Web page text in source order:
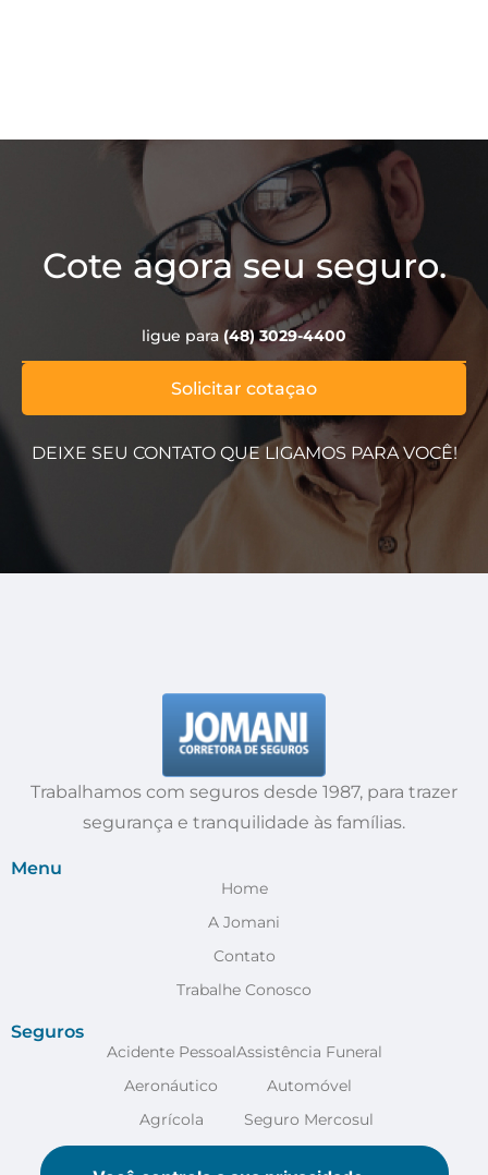
Cote agora seu seguro.
Solicitar cotaçao
ligue para (48) 3029-4400
DEIXE SEU CONTATO QUE LIGAMOS PARA VOCÊ!
Trabalhamos com seguros desde 1987, para trazer
segurança e tranquilidade às famílias.
Menu
Home
A Jomani
Contato
Trabalhe Conosco
Seguros
Acidente Pessoal
Aeronáutico
Agrícola
Assistência Funeral
Automóvel
Seguro Mercosul